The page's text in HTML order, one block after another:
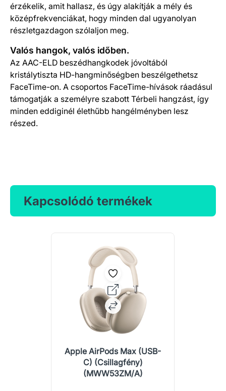
érzékelik, amit hallasz, és úgy alakítják a mély és
közép­frekven­ciá­kat, hogy minden dal ugyanolyan
részlet­­gazdagon szólaljon meg.
Valós hangok, valós időben.
Az AAC-ELD beszédhangkodek jóvoltából
kristálytiszta HD-hangminőségben beszélgethetsz
FaceTime-on. A csoportos FaceTime-hívások ráadásul
támogatják a személyre szabott Térbeli hangzást, így
minden eddiginél élethűbb hangélményben lesz
részed.
Kapcsolódó termékek
Apple AirPods Max (USB-
C) (Csillagfény)
(MWW53ZM/A)